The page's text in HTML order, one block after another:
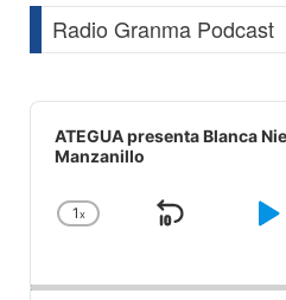
Radio Granma Podcast
Audio
Player
ATEGUA presenta Blanca
Manzanillo
Change
1x
Skip